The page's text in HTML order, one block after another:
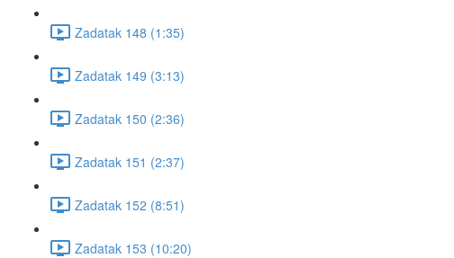
Zadatak 148 (1:35)
Zadatak 149 (3:13)
Zadatak 150 (2:36)
Zadatak 151 (2:37)
Zadatak 152 (8:51)
Zadatak 153 (10:20)